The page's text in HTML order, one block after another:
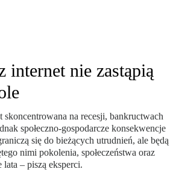
internet nie zastąpią
na recesji, bankructwach
społeczno-gospodarcze konsekwencje
się do bieżących utrudnień, ale będą
nimi pokolenia, społeczeństwa oraz
lata – piszą eksperci.